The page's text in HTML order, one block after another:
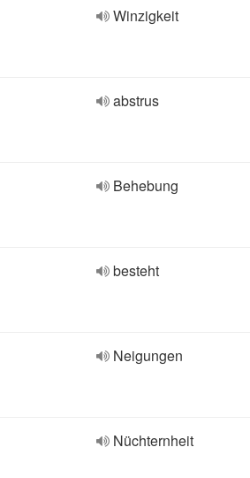
Winzigkeit
abstrus
Behebung
besteht
Neigungen
Nüchternheit